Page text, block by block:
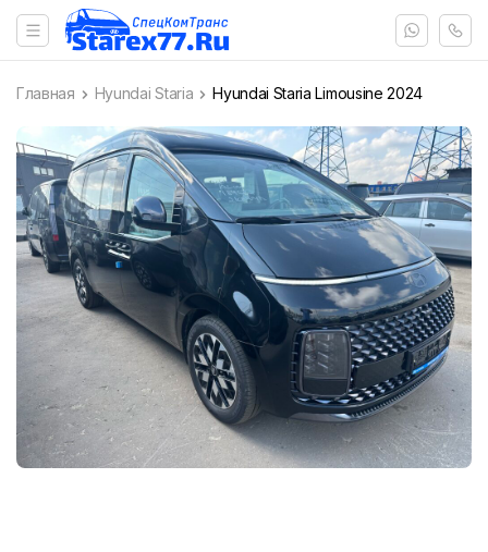
Главная Hyundai Staria Hyundai Staria Limousine 2024